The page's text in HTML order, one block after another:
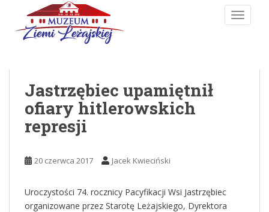
Skip to main content
Jastrzębiec upamiętnił
ofiary hitlerowskich
represji
20 czerwca 2017 Jacek Kwieciński
Uroczystości 74. rocznicy Pacyfikacji Wsi Jastrzębiec
organizowane przez Starotę Leżajskiego, Dyrektora